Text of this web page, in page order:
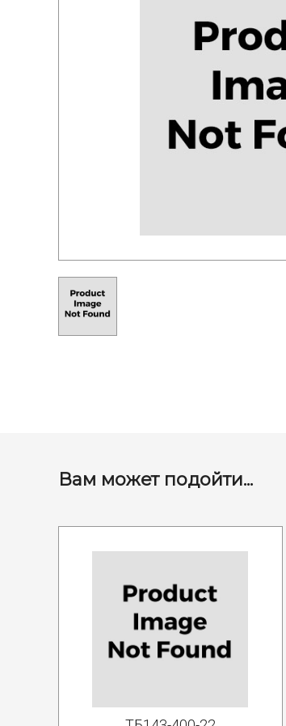
Вам может подойти...